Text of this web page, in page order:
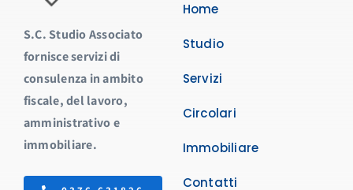
S.C. Studio Associato
fornisce servizi di
consulenza in ambito
fiscale, del lavoro,
amministrativo e
immobiliare.
Home
Studio
Servizi
Circolari
Immobiliare
Contatti